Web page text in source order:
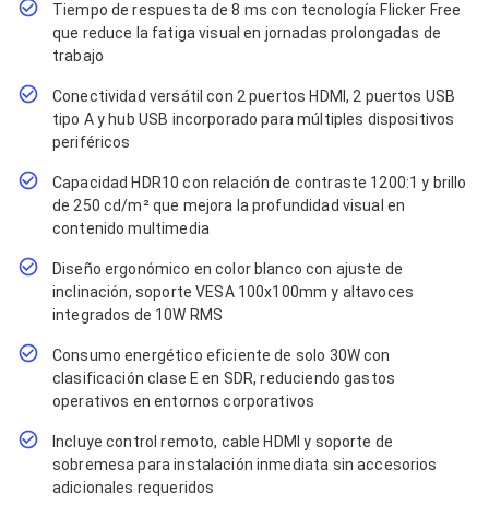
Pinzas Ponchadoras
Probadores de Cable
Cortadoras de Cable
Protectores para Cables
Cables para Impresoras
Bobinas
Cableado Estructurado
Sujetadores de Cables
Cinchos
Adaptadores
Adaptadores PC
Adaptadores PC USB
Adaptadores PC Serial
Adaptadores PC SATA
Adaptadores PC IDE
Adaptadores PC Teclado
Bluetooth
Adaptadores Video
Adaptadores Video DisplayPort
Divisores de Video
Adaptadores Video HDMI
Extensores y Receptores de Vídeo
Adaptadores Video DVI
Tiempo de respuesta de 8 ms con tecnología Flicker Free
que reduce la fatiga visual en jornadas prolongadas de
trabajo
Conectividad versátil con 2 puertos HDMI, 2 puertos USB
tipo A y hub USB incorporado para múltiples dispositivos
periféricos
Capacidad HDR10 con relación de contraste 1200:1 y brillo
de 250 cd/m² que mejora la profundidad visual en
contenido multimedia
Diseño ergonómico en color blanco con ajuste de
inclinación, soporte VESA 100x100mm y altavoces
integrados de 10W RMS
Consumo energético eficiente de solo 30W con
clasificación clase E en SDR, reduciendo gastos
operativos en entornos corporativos
Incluye control remoto, cable HDMI y soporte de
sobremesa para instalación inmediata sin accesorios
adicionales requeridos